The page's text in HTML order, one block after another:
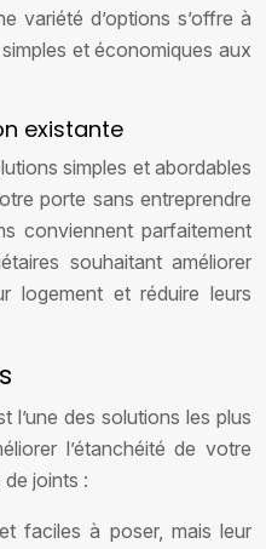
variété d’options s’offre à
et économiques aux
existante
simples et abordables
porte sans entreprendre
conviennent parfaitement
souhaitant améliorer
logement et réduire leurs
l’une des solutions les plus
l’étanchéité de votre
joints :
faciles à poser, mais leur